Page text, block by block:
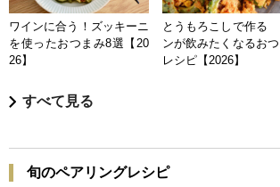
ワインに合う！ズッキーニ
を使ったおつまみ8選【20
26】
とうもろこしで作る
ンが飲みたくなるお
レシピ【2026】
すべて見る
旬のペアリングレシピ